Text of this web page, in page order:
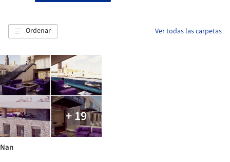
Ordenar Ver todas las carpetas
+ 19
Nan